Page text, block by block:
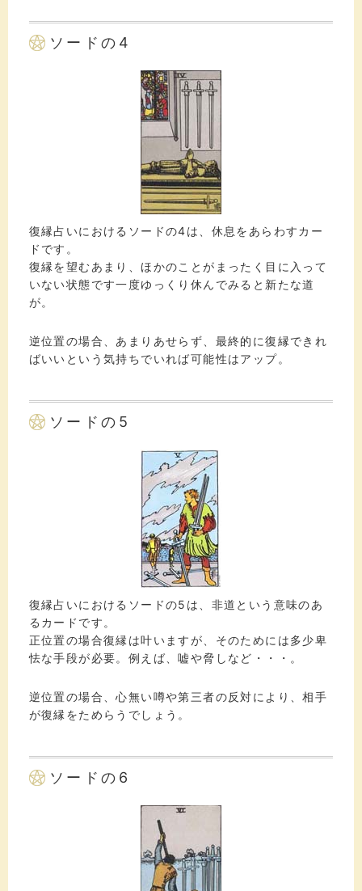
ソードの4
復縁占いにおけるソードの4は、休息をあらわすカー
ドです。
復縁を望むあまり、ほかのことがまったく目に入って
いない状態です一度ゆっくり休んでみると新たな道
が。
逆位置の場合、あまりあせらず、最終的に復縁できれ
ばいいという気持ちでいれば可能性はアップ。
ソードの5
復縁占いにおけるソードの5は、非道という意味のあ
るカードです。
正位置の場合復縁は叶いますが、そのためには多少卑
怯な手段が必要。例えば、嘘や脅しなど・・・。
逆位置の場合、心無い噂や第三者の反対により、相手
が復縁をためらうでしょう。
ソードの6